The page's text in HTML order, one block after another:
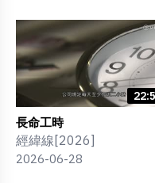
長命工時
經緯線[2026]
2026-06-28